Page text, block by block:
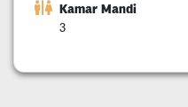
Kamar Mandi
3